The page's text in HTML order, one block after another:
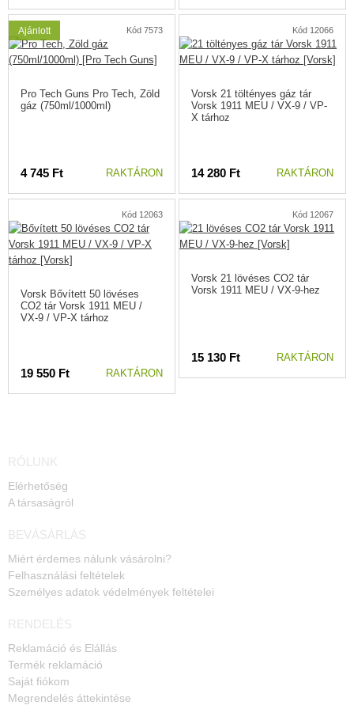
Meghosszabbított, megnövelt tárnyak.
Egyedi sorozatszám a fegyver vázára gravírozva.
Kompatibilis a zöldgáz és CO2 tárakkal (a CO2 használatához
szükséges rugó és fúvóka tartozék)
Ajánlott Kód 7573
Pro Tech Guns Pro Tech, Zöld
gáz (750ml/1000ml)
4 745 Ft RAKTÁRON
Kód 12066
Vorsk 21 töltényes gáz tár
Vorsk 1911 MEU / VX-9 / VP-
X tárhoz
14 280 Ft RAKTÁRON
Kód 12063
Vorsk Bővített 50 lövéses
CO2 tár Vorsk 1911 MEU /
VX-9 / VP-X tárhoz
19 550 Ft RAKTÁRON
Kód 12067
Vorsk 21 lövéses CO2 tár
Vorsk 1911 MEU / VX-9-hez
15 130 Ft RAKTÁRON
RÓLUNK
Elérhetőség
A társaságról
BEVÁSÁRLÁS
Miért érdemes nálunk vásárolni?
Felhasználási feltételek
Személyes adatok védelmények feltételei
RENDELÉS
Reklamáció és Elállás
Termék reklamáció
Saját fiókom
Megrendelés áttekintése